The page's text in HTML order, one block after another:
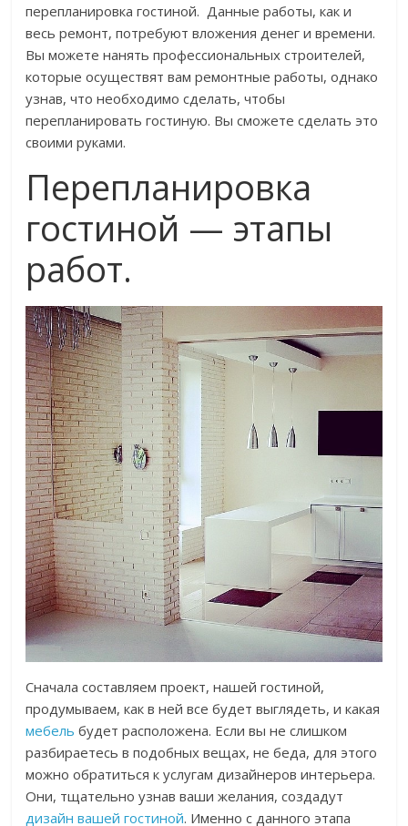
перепланировка гостиной. Данные работы, как и
весь ремонт, потребуют вложения денег и времени.
Вы можете нанять профессиональных строителей,
которые осуществят вам ремонтные работы, однако
узнав, что необходимо сделать, чтобы
перепланировать гостиную. Вы сможете сделать это
своими руками.
Перепланировка
гостиной — этапы
работ.
Сначала составляем проект, нашей гостиной,
продумываем, как в ней все будет выглядеть, и какая
мебель будет расположена. Если вы не слишком
разбираетесь в подобных вещах, не беда, для этого
можно обратиться к услугам дизайнеров интерьера.
Они, тщательно узнав ваши желания, создадут
дизайн вашей гостиной. Именно с данного этапа